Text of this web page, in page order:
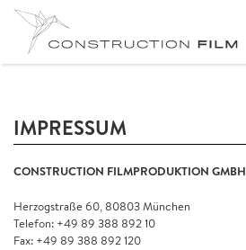
IMPRESSUM
CONSTRUCTION FILMPRODUKTION GMBH
Herzogstraße 60, 80803 München
Telefon: +49 89 388 892 10
Fax: +49 89 388 892 120